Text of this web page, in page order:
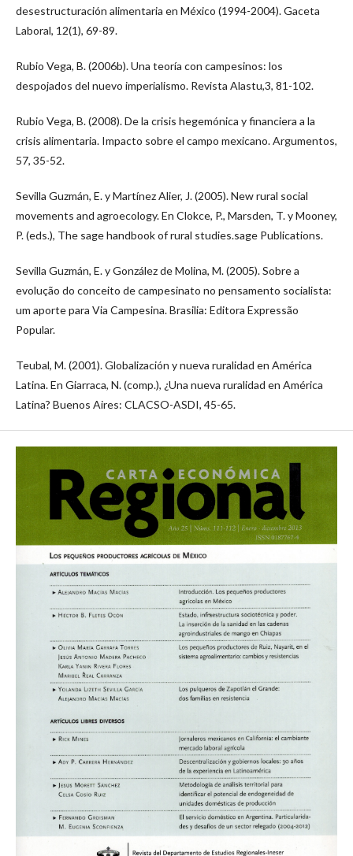
desestructuración alimentaria en México (1994-2004). Gaceta
Laboral, 12(1), 69-89.
Rubio Vega, B. (2006b). Una teoría con campesinos: los
despojados del nuevo imperialismo. Revista Alastu,3, 81-102.
Rubio Vega, B. (2008). De la crisis hegemónica y financiera a la
crisis alimentaria. Impacto sobre el campo mexicano. Argumentos,
57, 35-52.
Sevilla Guzmán, E. y Martínez Alier, J. (2005). New rural social
movements and agroecology. En Clokce, P., Marsden, T. y Mooney,
P. (eds.), The sage handbook of rural studies.sage Publications.
Sevilla Guzmán, E. y González de Molina, M. (2005). Sobre a
evolução do conceito de campesinato no pensamento socialista:
um aporte para Via Campesina. Brasilia: Editora Expressão
Popular.
Teubal, M. (2001). Globalización y nueva ruralidad en América
Latina. En Giarraca, N. (comp.), ¿Una nueva ruralidad en América
Latina? Buenos Aires: CLACSO-ASDI, 45-65.